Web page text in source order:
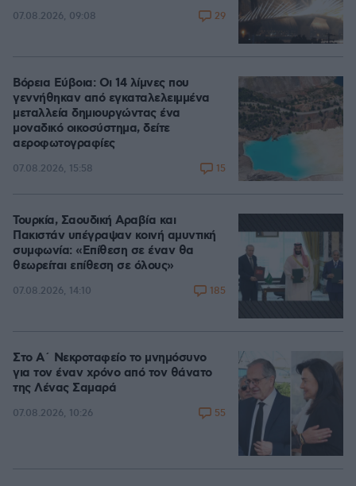
07.08.2026, 09:08 29
Βόρεια Εύβοια: Οι 14 λίμνες που
γεννήθηκαν από εγκαταλελειμμένα
μεταλλεία δημιουργώντας ένα
μοναδικό οικοσύστημα, δείτε
αεροφωτογραφίες
07.08.2026, 15:58 15
Τουρκία, Σαουδική Αραβία και
Πακιστάν υπέγραψαν κοινή αμυντική
συμφωνία: «Επίθεση σε έναν θα
θεωρείται επίθεση σε όλους»
07.08.2026, 14:10 185
Στο Α΄ Νεκροταφείο το μνημόσυνο
για τον έναν χρόνο από τον θάνατο
της Λένας Σαμαρά
07.08.2026, 10:26 55